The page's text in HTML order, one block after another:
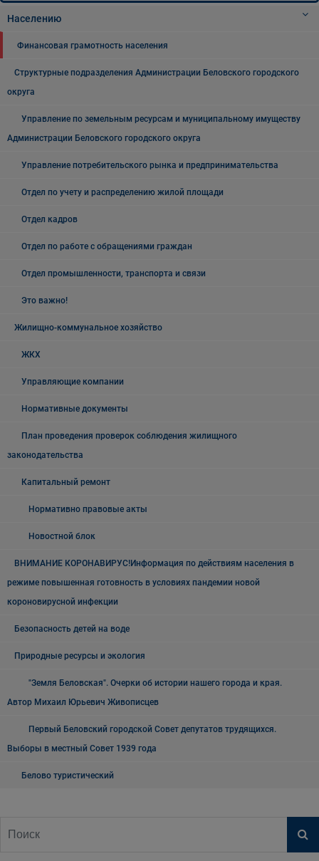
Населению
Финансовая грамотность населения
Структурные подразделения Администрации Беловского городского
округа
Управление по земельным ресурсам и муниципальному имуществу
Администрации Беловского городского округа
Управление потребительского рынка и предпринимательства
Отдел по учету и распределению жилой площади
Отдел кадров
Отдел по работе с обращениями граждан
Отдел промышленности, транспорта и связи
Это важно!
Жилищно-коммунальное хозяйство
ЖКХ
Управляющие компании
Нормативные документы
План проведения проверок соблюдения жилищного
законодательства
Капитальный ремонт
Нормативно правовые акты
Новостной блок
ВНИМАНИЕ КОРОНАВИРУС!Информация по действиям населения в
режиме повышенная готовность в условиях пандемии новой
короновирусной инфекции
Безопасность детей на воде
Природные ресурсы и экология
"Земля Беловская". Очерки об истории нашего города и края.
Автор Михаил Юрьевич Живописцев
Первый Беловский городской Совет депутатов трудящихся.
Выборы в местный Совет 1939 года
Белово туристический